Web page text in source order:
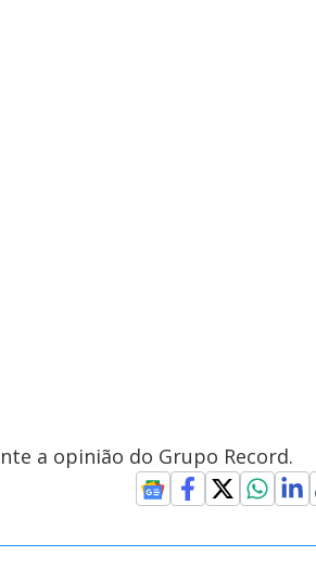
a opinião do Grupo Record.